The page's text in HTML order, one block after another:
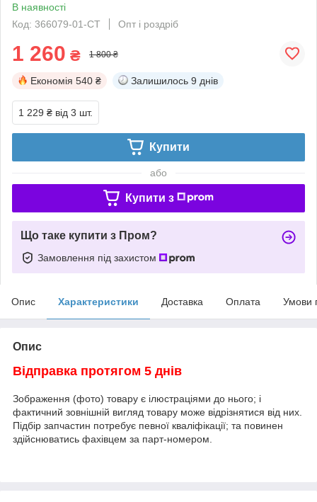
В наявності
Код: 366079-01-СТ
Опт і роздріб
1 260 ₴ 1 800 ₴
Економія 540 ₴ Залишилось 9 днів
1 229 ₴ від 3 шт.
Купити
або
Купити з
Що таке купити з Пром?
Замовлення під захистом
Опис Характеристики Доставка Оплата Умови
Опис
Відправка протягом 5 днів
Зображення (фото) товару є ілюстраціями до нього; і
фактичний зовнішній вигляд товару може відрізнятися від них.
Підбір запчастин потребує певної кваліфікації; та повинен
здійснюватись фахівцем за парт-номером.